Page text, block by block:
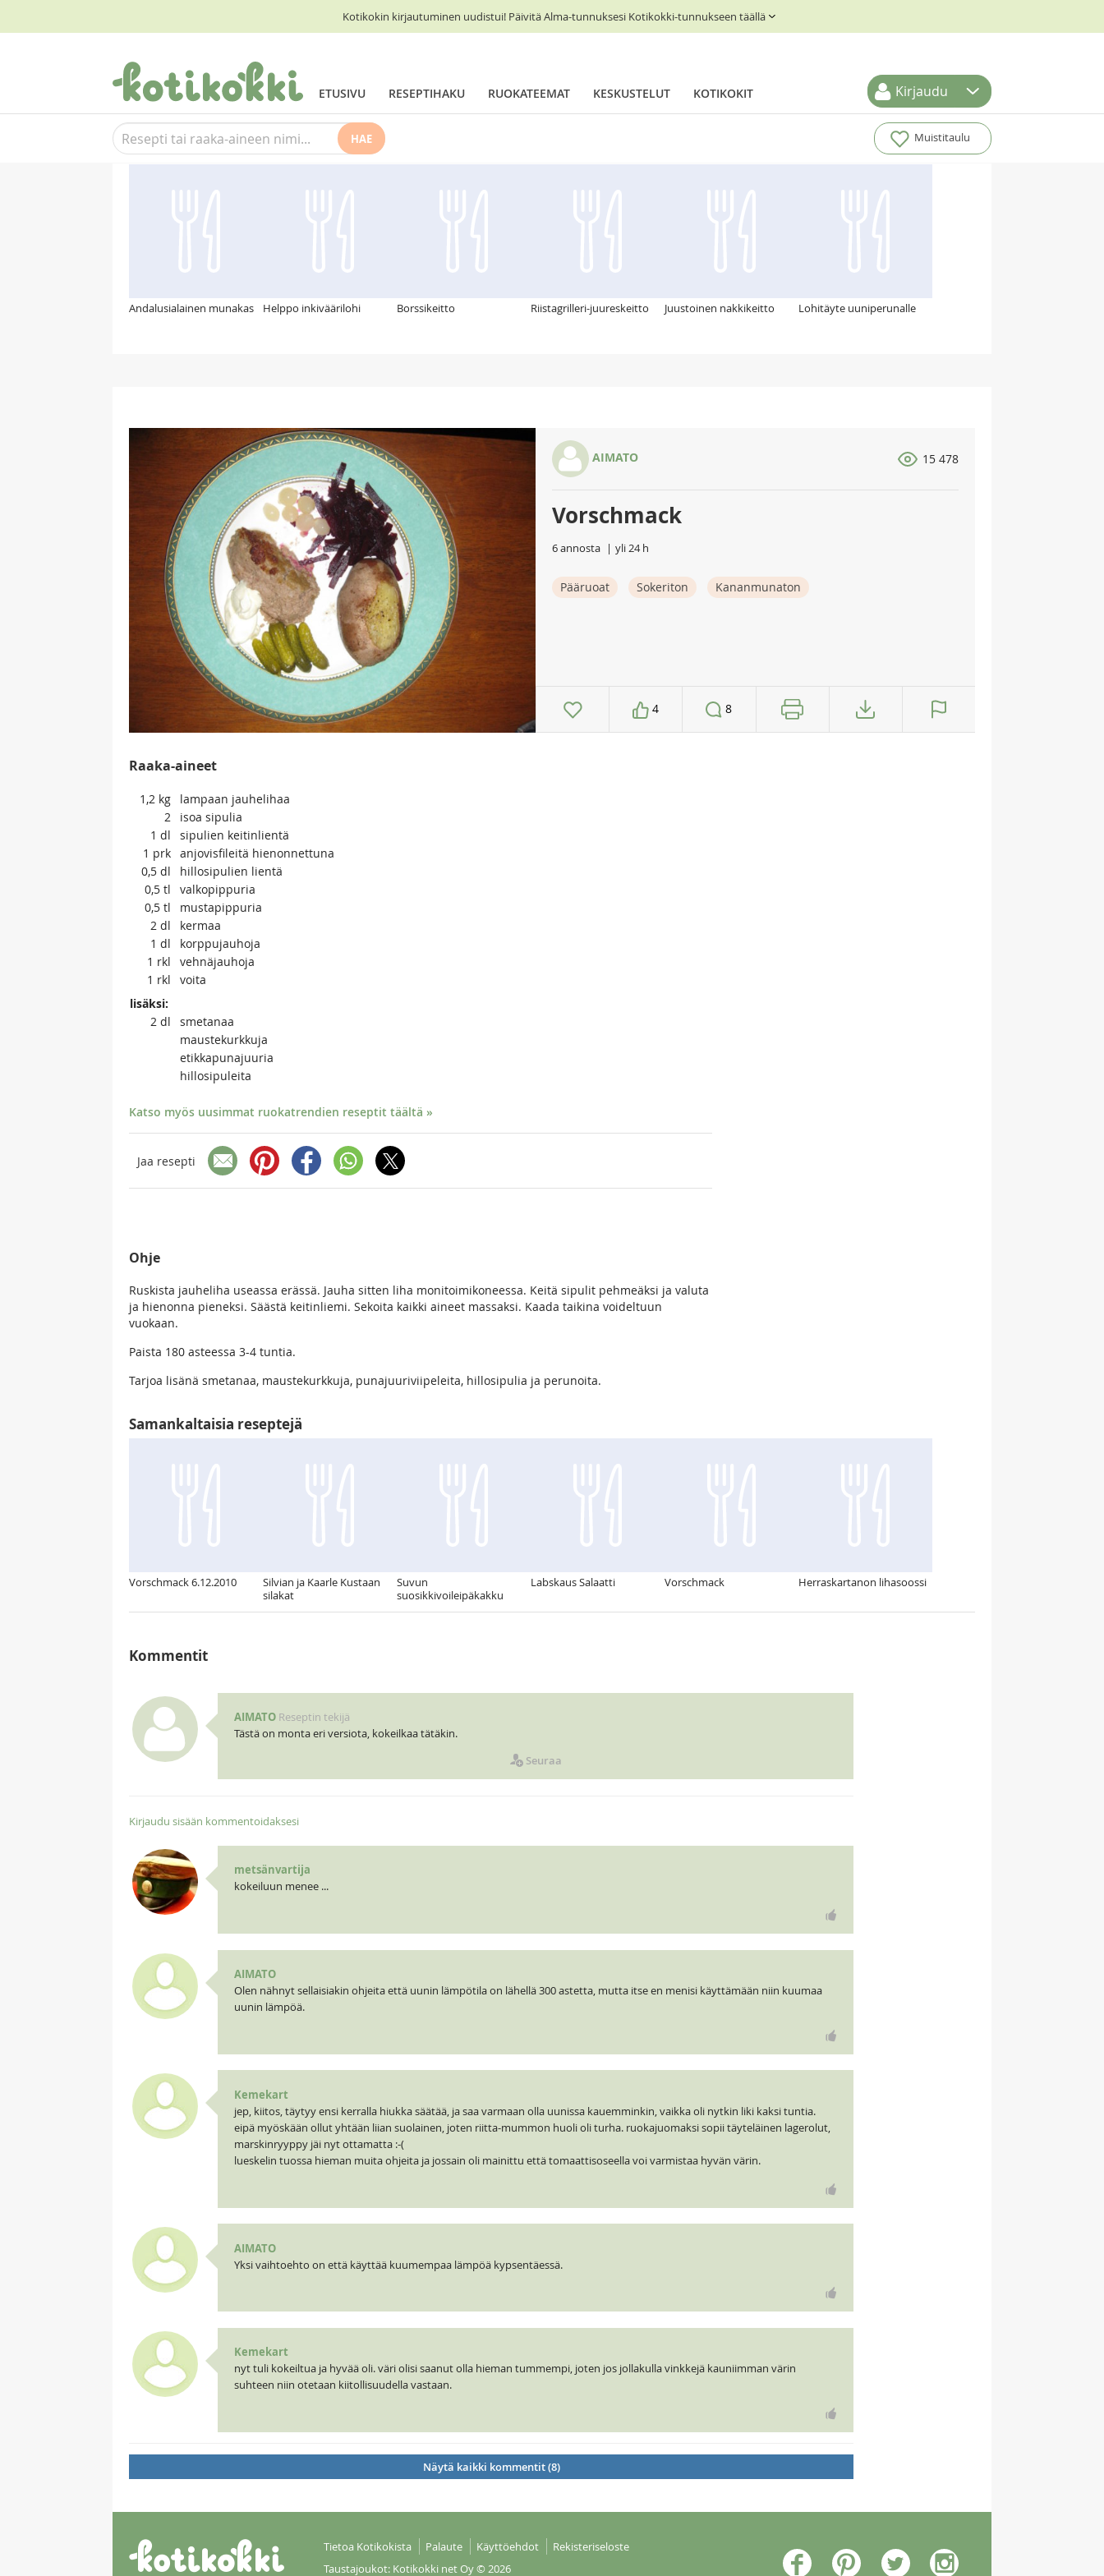
Kotikokin kirjautuminen uudistui! Päivitä Alma-tunnuksesi Kotikokki-tunnukseen täällä
ETUSIVU RESEPTIHAKU RUOKATEEMAT KESKUSTELUT KOTIKOKIT Kirjaudu
HAE Muistitaulu
Suosittelemme myös
Andalusialainen munakas Helppo inkiväärilohi Borssikeitto Riistagrilleri-juureskeitto Juustoinen nakkikeitto Lohitäyte uuniperunalle
AIMATO 15 478
Vorschmack
6 annosta yli 24 h
Pääruoat Sokeriton Kananmunaton
4 8
Raaka-aineet
1,2 kg
lampaan jauhelihaa
2
isoa sipulia
1 dl
sipulien keitinlientä
1 prk anjovisfileitä hienonnettuna
0,5 dl
hillosipulien lientä
0,5 tl
valkopippuria
0,5 tl
mustapippuria
2 dl
kermaa
1 dl
korppujauhoja
1 rkl
vehnäjauhoja
1 rkl
voita
lisäksi:
2 dl
smetanaa
maustekurkkuja
etikkapunajuuria
hillosipuleita
Katso myös uusimmat ruokatrendien reseptit täältä »
Jaa resepti
Ohje
Ruskista jauheliha useassa erässä. Jauha sitten liha monitoimikoneessa. Keitä sipulit pehmeäksi ja valuta
ja hienonna pieneksi. Säästä keitinliemi. Sekoita kaikki aineet massaksi. Kaada taikina voideltuun
vuokaan.
Paista 180 asteessa 3-4 tuntia.
Tarjoa lisänä smetanaa, maustekurkkuja, punajuuriviipeleita, hillosipulia ja perunoita.
Samankaltaisia reseptejä
Vorschmack 6.12.2010
Silvian ja Kaarle Kustaan
silakat
Suvun
suosikkivoileipäkakku
Labskaus Salaatti Vorschmack Herraskartanon lihasoossi
Kommentit
AIMATO Reseptin tekijä
Tästä on monta eri versiota, kokeilkaa tätäkin.
Seuraa
Kirjaudu sisään kommentoidaksesi
metsänvartija
kokeiluun menee ...
AIMATO
Olen nähnyt sellaisiakin ohjeita että uunin lämpötila on lähellä 300 astetta, mutta itse en menisi käyttämään niin kuumaa
uunin lämpöä.
Kemekart
jep, kiitos, täytyy ensi kerralla hiukka säätää, ja saa varmaan olla uunissa kauemminkin, vaikka oli nytkin liki kaksi tuntia.
eipä myöskään ollut yhtään liian suolainen, joten riitta-mummon huoli oli turha. ruokajuomaksi sopii täyteläinen lagerolut,
marskinryyppy jäi nyt ottamatta :-(
lueskelin tuossa hieman muita ohjeita ja jossain oli mainittu että tomaattisoseella voi varmistaa hyvän värin.
AIMATO
Yksi vaihtoehto on että käyttää kuumempaa lämpöä kypsentäessä.
Kemekart
nyt tuli kokeiltua ja hyvää oli. väri olisi saanut olla hieman tummempi, joten jos jollakulla vinkkejä kauniimman värin
suhteen niin otetaan kiitollisuudella vastaan.
Näytä kaikki kommentit (8)
Tietoa Kotikokista Palaute Käyttöehdot
Rekisteriseloste
Taustajoukot: Kotikokki net Oy© 2026